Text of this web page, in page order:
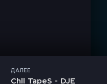
ДАЛЕЕ
Chll TapeS - DJE